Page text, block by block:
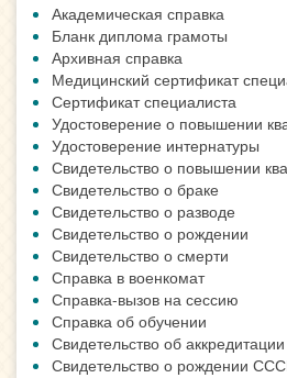
Академическая справка
Бланк диплома грамоты
Архивная справка
Медицинский сертификат
Сертификат специалиста
Удостоверение о повышении
Удостоверение интернатуры
Свидетельство о повышении
Свидетельство о браке
Свидетельство о разводе
Свидетельство о рождении
Свидетельство о смерти
Справка в военкомат
Справка-вызов на сессию
Справка об обучении
Свидетельство об
Свидетельство о рождении